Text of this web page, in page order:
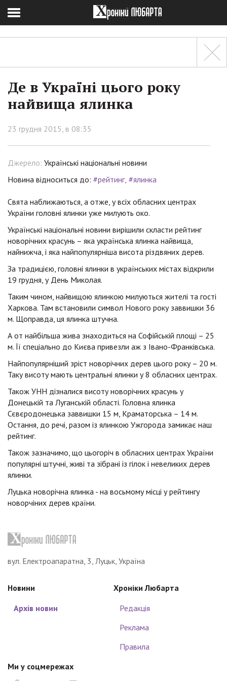
Де в Україні цього року
найвища ялинка
23 грудня 2015, в 08:35
Джерело: Українські національні новини
Новина відноситься до: #рейтинг #ялинка
Свята наближаються, а отже, у всіх обласних центрах
України головні ялинки уже милують око.
Українські національні новини вирішили скласти рейтинг
новорічних красунь – яка українська ялинка найвища,
найнижча, і яка найпопулярніша висота різдвяних дерев.
За традицією, головні ялинки в українських містах відкрили
19 грудня, у День Миколая.
Таким чином, найвищою ялинкою милуються жителі та гості
Харкова. Там встановили символ Нового року заввишки 36
м. Щоправда, ця ялинка штучна.
А от найбільша жива знаходиться на Софійській площі – 25
м. Її спеціально до Києва привезли аж з Івано-Франківська.
Найпопулярніший зріст новорічних дерев цього року – 20 м.
Таку висоту мають центральні ялинки у 8 обласних центрах.
Також УНН дізналися висоту новорічних красунь у
Донецькій та Луганській області. Головна ялинка
Сєвєродонецька заввишки 15 м, Краматорська – 14 м.
Остання, до речі, разом із ялинкою Ужгорода замикає наш
рейтинг.
Також зазначимо, що цьогоріч в обласних центрах України
популярні штучні, живі та зібрані із гілок і невеликих дерев
ялинки.
Луцька новорічна ялинка - на восьмому місці у рейтингу
новорчіних дерев країни.
вул. Електроапаратна, 3, Луцьк, Україна
Новини
Архів новин
Хроніки Любарта
Редакція
Реклама
Правила
Ми у соцмережах